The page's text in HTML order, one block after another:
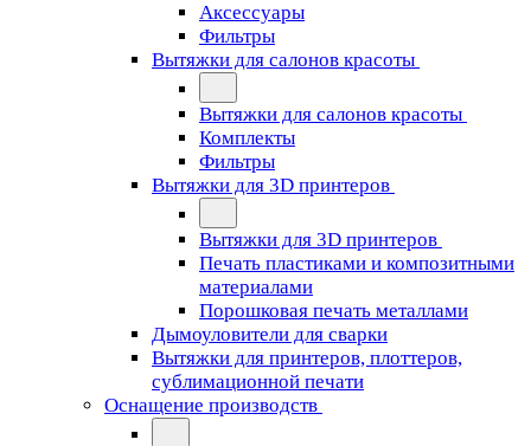
Аксессуары
Фильтры
Вытяжки для салонов красоты
Вытяжки для салонов красоты
Комплекты
Фильтры
Вытяжки для 3D принтеров
Вытяжки для 3D принтеров
Печать пластиками и композитными
материалами
Порошковая печать металлами
Дымоуловители для сварки
Вытяжки для принтеров, плоттеров,
сублимационной печати
Оснащение производств